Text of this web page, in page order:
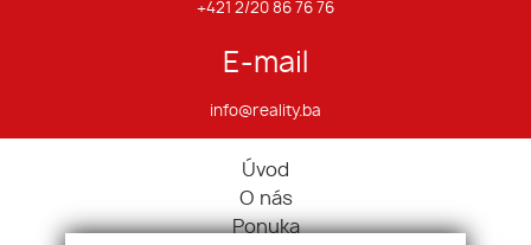
+421 2/20 86 76 76
E-mail
info@reality.ba
Úvod
O nás
Ponuka